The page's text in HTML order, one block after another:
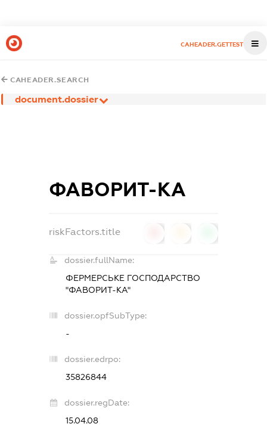
CAHEADER.GETTEST
CAHEADER.SEARCH
document.dossier
ФАВОРИТ-КА
riskFactors.title
dossier.fullName:
ФЕРМЕРСЬКЕ ГОСПОДАРСТВО
"ФАВОРИТ-КА"
dossier.opfSubType:
-
dossier.edrpo:
35826844
dossier.regDate:
15.04.08